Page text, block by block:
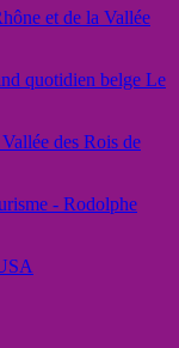
et de la Vallée
quotidien belge Le
des Rois de
- Rodolphe